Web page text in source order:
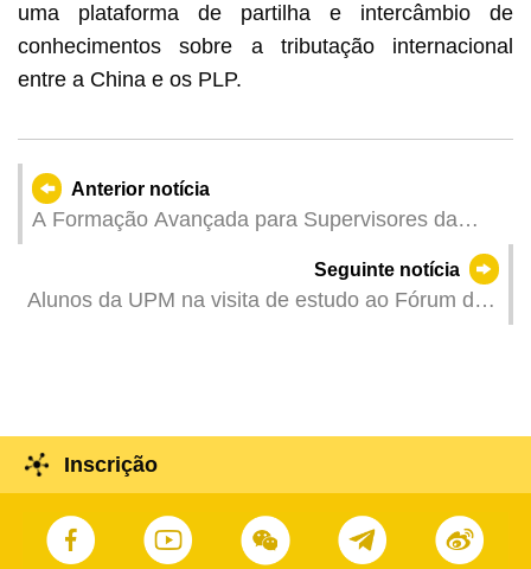
uma plataforma de partilha e intercâmbio de
conhecimentos sobre a tributação internacional
entre a China e os PLP.
Anterior notícia
A Formação Avançada para Supervisores da
Lusófonos foi concluída com sucessoSeguinte notícia
Alunos da UPM na visita de estudo ao Fórum de
Inscrição